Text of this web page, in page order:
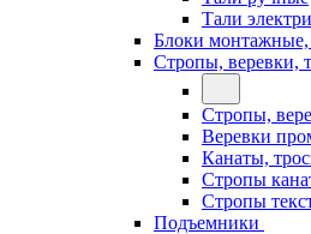
Тали
Блоки
Стропы, веревки,
Стропы,
Веревки
Канаты,
Стропы
Стропы
Подъемники